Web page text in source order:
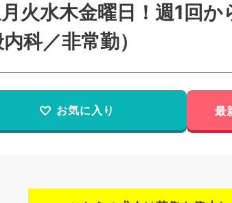
月火水木金曜日！週1回
科／非常勤）
お気に入り 最